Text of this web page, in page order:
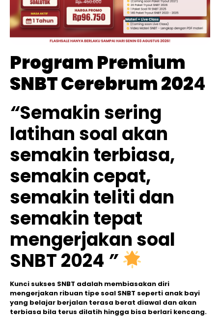
Program Premium
SNBT Cerebrum 2024
“Semakin sering
latihan soal akan
semakin terbiasa,
semakin cepat,
semakin teliti dan
semakin tepat
mengerjakan soal
SNBT 2024 ”
Kunci sukses SNBT adalah membiasakan diri
mengerjakan ribuan tipe soal SNBT seperti anak bayi
yang belajar berjalan terasa berat diawal dan akan
terbiasa bila terus dilatih hingga bisa berlari kencang.